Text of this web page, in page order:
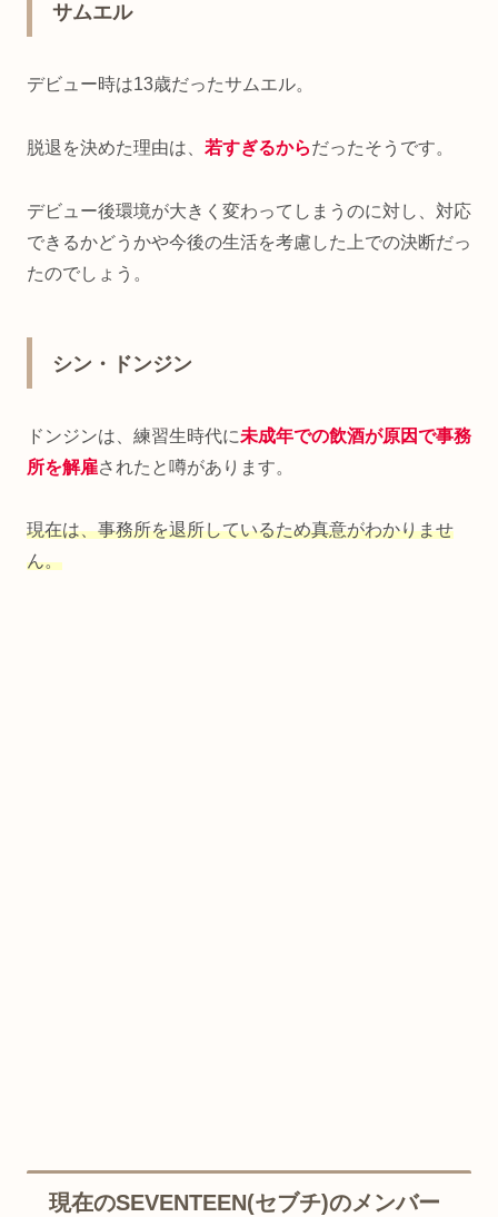
サムエル
デビュー時は13歳だったサムエル。
脱退を決めた理由は、 若すぎるからだったそうです。
デビュー後環境が大きく変わってしまうのに対し、対応
できるかどうかや今後の生活を考慮した上での決断だっ
たのでしょう。
シン・ドンジン
ドンジンは、練習生時代に未成年での飲酒が原因で事務
所を解雇されたと噂があります。
現在は、事務所を退所しているため真意がわかりませ
ん。
現在のSEVENTEEN(セブチ)のメンバー